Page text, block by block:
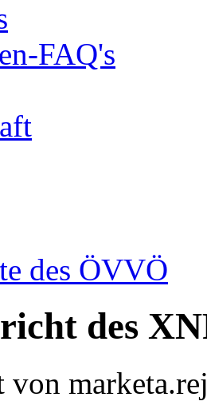
FAQ's
des ÖVVÖ
des
von